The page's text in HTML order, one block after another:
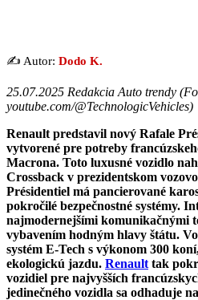
✍️ Autor: Dodo K.
25.07.2025 Redakcia Auto trendy (
youtube.com/@TechnologicVehicles)
Renault predstavil nový Rafale
vytvorené pre potreby
Macrona. Toto luxusné vozidlo
Crossback v prezidentskom
Présidentiel má pancierované
pokročilé bezpečnostné systémy.
najmodernejšími komunikačnými
vybavením hodným hlavy štátu.
systém E-Tech s výkonom 300
ekologickú jazdu. Renault tak
vozidiel pre najvyšších
jedinečného vozidla sa odhaduje